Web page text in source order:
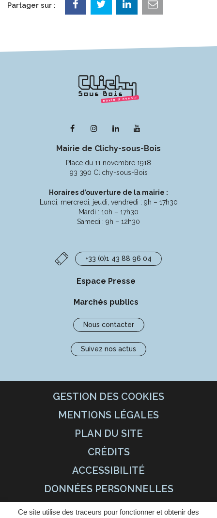
Ce site utilise des traceurs pour fonctionner et obtenir des
Partager sur :
Lien
le
compte
Facebook
Lien
le
compte
Instagram
Lien
le
compte
Linkedin
la
chaîne
Youtube
Mairie de Clichy-sous-Bois
Place du 11 novembre 1918
93 390 Clichy-sous-Bois
Horaires d’ouverture de la mairie :
Lundi, mercredi, jeudi, vendredi : 9h – 17h30
Mardi : 10h – 17h30
Samedi : 9h – 12h30
+33 (0)1 43 88 96 04
Espace Presse
Marchés publics
Nous contacter
Suivez nos actus
GESTION DES COOKIES
MENTIONS LÉGALES
PLAN DU SITE
CRÉDITS
ACCESSIBILITÉ
DONNÉES PERSONNELLES